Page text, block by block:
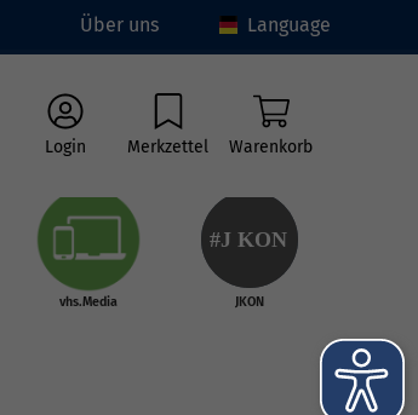
Über uns Language
Login Merkzettel Warenkorb
vhs.Media
#J KON
JKON